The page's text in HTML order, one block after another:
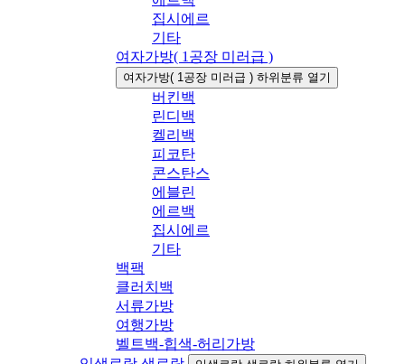
집시에르
기타
여자가방( 1공장 미러급 )
여자가방( 1공장 미러급 ) 하위분류 열기
버킨백
린디백
켈리백
피코탄
콘스탄스
에블린
에르백
집시에르
기타
백팩
클러치백
서류가방
여행가방
벨트백-힙색-허리가방